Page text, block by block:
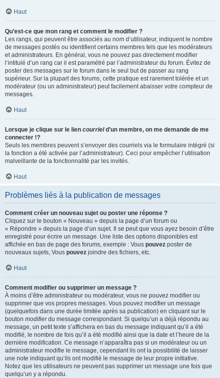
Haut
Qu’est-ce que mon rang et comment le modifier ?
Les rangs, qui peuvent être associés au nom d’utilisateur, indiquent le nombre
de messages postés ou identifient certains membres tels que les modérateurs
et administrateurs. En général, vous ne pouvez pas directement modifier
l’intitulé d’un rang car il est paramétré par l’administrateur du forum. Évitez de
poster des messages sur le forum dans le seul but de passer au rang
supérieur. Sur la plupart des forums, cette pratique est rarement tolérée et un
modérateur (ou un administrateur) peut facilement abaisser votre compteur de
messages.
Haut
Lorsque je clique sur le lien courrield’un membre, on me demande de me
connecter !?
Seuls les membres peuvent s’envoyer des courriels via le formulaire intégré (si
la fonction a été activée par l’administrateur). Ceci pour empêcher l’utilisation
malveillante de la fonctionnalité par les invités.
Haut
Problèmes liés à la publication de messages
Comment créer un nouveau sujet ou poster une réponse ?
Cliquez sur le bouton « Nouveau » depuis la page d’un forum ou
« Répondre » depuis la page d’un sujet. Il se peut que vous ayez besoin d’être
enregistré pour écrire un message. Une liste des options disponibles est
affichée en bas de page des forums, exemple : Vous pouvez poster de
nouveaux sujets, Vous pouvez joindre des fichiers, etc.
Haut
Comment modifier ou supprimer un message ?
À moins d’être administrateur ou modérateur, vous ne pouvez modifier ou
supprimer que vos propres messages. Vous pouvez modifier un message
(quelquefois dans une durée limitée après sa publication) en cliquant sur le
bouton modifierdu message correspondant. Si quelqu’un a déjà répondu au
message, un petit texte s’affichera en bas du message indiquant qu’il a été
modifié, le nombre de fois qu’il a été modifié ainsi que la date et l’heure de la
dernière modification. Ce message n’apparaîtra pas si un modérateur ou un
administrateur modifie le message, cependant ils ont la possibilité de laisser
une note indiquant qu’ils ont modifié le message de leur propre initiative.
Notez que les utilisateurs ne peuvent pas supprimer un message une fois que
quelqu’un y a répondu.